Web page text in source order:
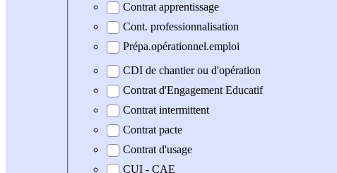
Contrat apprentissage
Cont. professionnalisation
Prépa.opérationnel.emploi
CDI de chantier ou d'opération
Contrat d'Engagement Educatif
Contrat intermittent
Contrat pacte
Contrat d'usage
CUI - CAE